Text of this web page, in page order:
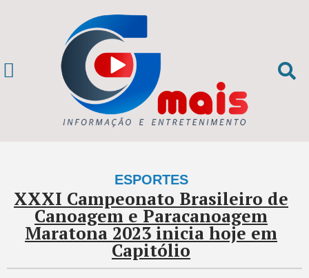
ESPORTES
XXXI Campeonato Brasileiro de
Canoagem e Paracanoagem
Maratona 2023 inicia hoje em
Capitólio